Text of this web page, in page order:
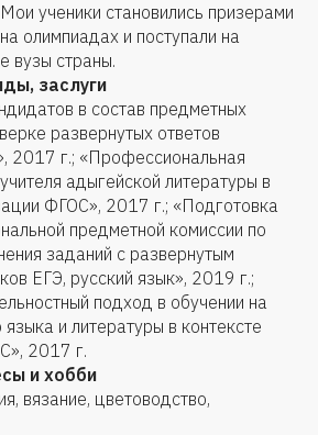
ученики становились призерами
олимпиадах и поступали на
вузы страны.
заслуги
в состав предметных
развернутых ответов
2017 г.; «Профессиональная
адыгейской литературы в
ФГОС», 2017 г.; «Подготовка
предметной комиссии по
заданий с развернутым
ЕГЭ, русский язык», 2019 г.;
подход в обучении на
и литературы в контексте
2017 г.
и хобби
вязание, цветоводство,